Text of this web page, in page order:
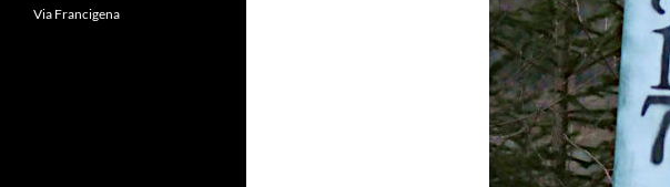
Via Francigena